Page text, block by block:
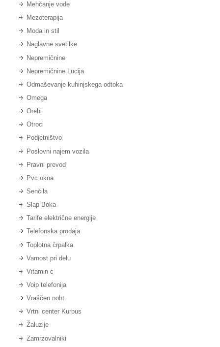
Mehčanje vode
Mezoterapija
Moda in stil
Naglavne svetilke
Nepremičnine
Nepremičnine Lucija
Odmaševanje kuhinjskega odtoka
Omega
Orehi
Otroci
Podjetništvo
Poslovni najem vozila
Pravni prevod
Pvc okna
Senčila
Slap Boka
Tarife električne energije
Telefonska prodaja
Toplotna črpalka
Varnost pri delu
Vitamin c
Voip telefonija
Vraščen noht
Vrtni center Kurbus
Žaluzije
Zamrzovalniki